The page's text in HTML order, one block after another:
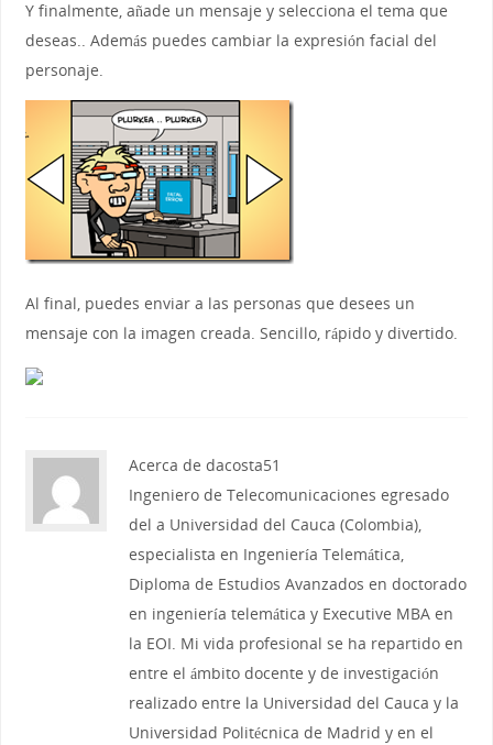
Y finalmente, añade un mensaje y selecciona el tema que
deseas.. Además puedes cambiar la expresión facial del
personaje.
Al final, puedes enviar a las personas que desees un
mensaje con la imagen creada. Sencillo, rápido y divertido.
Acerca de dacosta51
Ingeniero de Telecomunicaciones egresado
del a Universidad del Cauca (Colombia),
especialista en Ingeniería Telemática,
Diploma de Estudios Avanzados en doctorado
en ingeniería telemática y Executive MBA en
la EOI. Mi vida profesional se ha repartido en
entre el ámbito docente y de investigación
realizado entre la Universidad del Cauca y la
Universidad Politécnica de Madrid y en el